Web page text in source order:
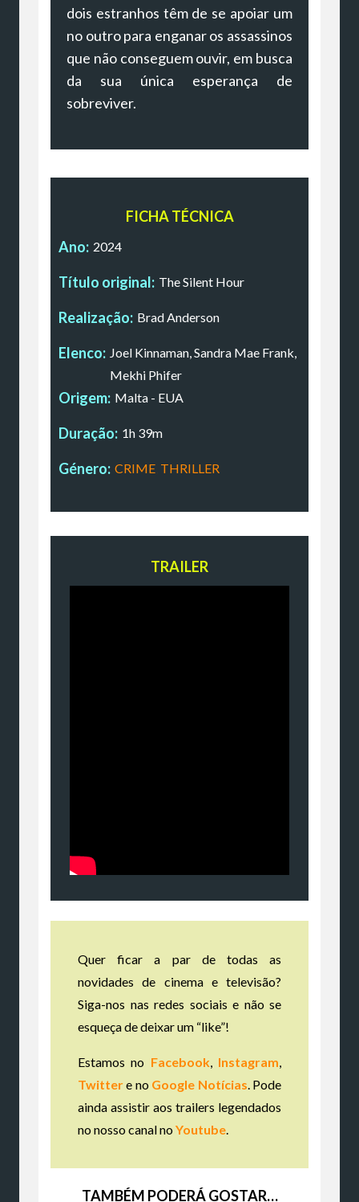
dois estranhos têm de se apoiar um
no outro para enganar os assassinos
que não conseguem ouvir, em busca
da sua única esperança de
sobreviver.
FICHA TÉCNICA
Ano: 2024
Título original: The Silent Hour
Realização: Brad Anderson
Elenco: Joel Kinnaman, Sandra Mae Frank,
Mekhi Phifer
Origem: Malta - EUA
Duração: 1h 39m
Género: CRIME, THRILLER
TRAILER
Quer ficar a par de todas as
novidades de cinema e televisão?
Siga-nos nas redes sociais e não se
esqueça de deixar um “like”!
Estamos no Facebook, Instagram
Twittere no Google Notícias . Pode
ainda assistir aos trailers legendados
no nosso canal noYoutube
TAMBÉM PODERÁ GOSTAR…